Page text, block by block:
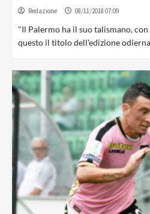
Redazione 08/11/2018 07:09
"Il Palermo ha il suo talismano,
questo il titolo dell'edizione